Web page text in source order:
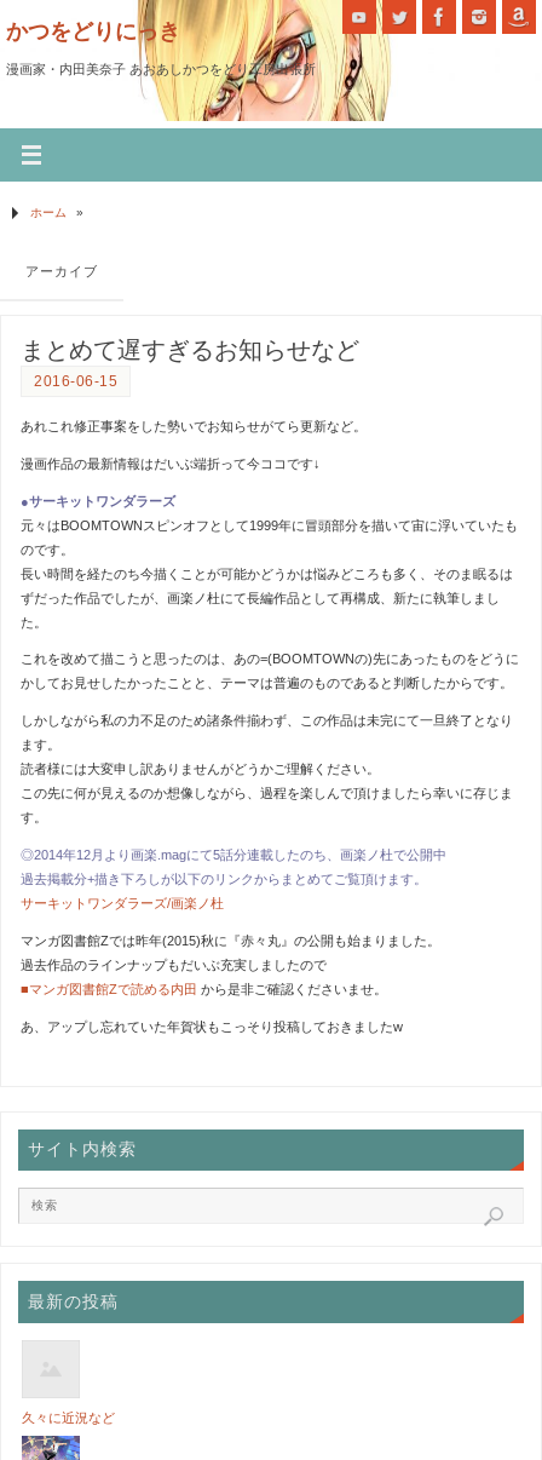
かつをどりにっき
漫画家・内田美奈子 あおあしかつをどり工房出張所
ホーム »
アーカイブ
まとめて遅すぎるお知らせなど
2016-06-15
あれこれ修正事案をした勢いでお知らせがてら更新など。
漫画作品の最新情報はだいぶ端折って今ココです↓
●サーキットワンダラーズ
元々はBOOMTOWNスピンオフとして1999年に冒頭部分を描いて宙に浮いていたも
のです。
長い時間を経たのち今描くことが可能かどうかは悩みどころも多く、そのま眠るは
ずだった作品でしたが、画楽ノ杜にて長編作品として再構成、新たに執筆しまし
た。
これを改めて描こうと思ったのは、あの=(BOOMTOWNの)先にあったものをどうに
かしてお見せしたかったことと、テーマは普遍のものであると判断したからです。
しかしながら私の力不足のため諸条件揃わず、この作品は未完にて一旦終了となり
ます。
読者様には大変申し訳ありませんがどうかご理解ください。
この先に何が見えるのか想像しながら、過程を楽しんで頂けましたら幸いに存じま
す。
◎2014年12月より画楽.magにて5話分連載したのち、画楽ノ杜で公開中
過去掲載分+描き下ろしが以下のリンクからまとめてご覧頂けます。
サーキットワンダラーズ/画楽ノ杜
マンガ図書館Zでは昨年(2015)秋に『赤々丸』の公開も始まりました。
過去作品のラインナップもだいぶ充実しましたので
■マンガ図書館Zで読める内田 から是非ご確認くださいませ。
あ、アップし忘れていた年賀状もこっそり投稿しておきましたw
サイト内検索
最新の投稿
久々に近況など